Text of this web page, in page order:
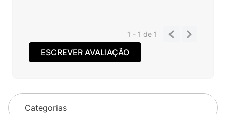
1 - 1de 1
ESCREVER AVALIAÇÃO
Categorias